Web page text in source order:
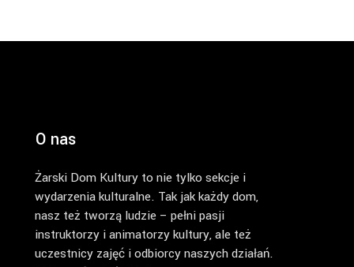
O nas
Żarski Dom Kultury to nie tylko sekcje i
wydarzenia kulturalne. Tak jak każdy dom,
nasz też tworzą ludzie – pełni pasji
instruktorzy i animatorzy kultury, ale też
uczestnicy zajęć i odbiorcy naszych działań.